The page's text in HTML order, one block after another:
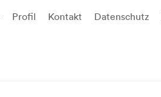
Profil Kontakt Datenschutz